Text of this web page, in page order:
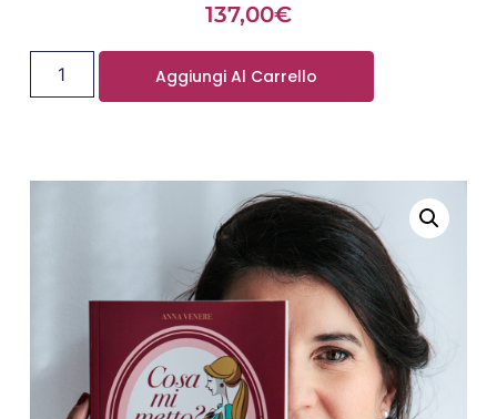
137,00€
Aggiungi Al Carrello